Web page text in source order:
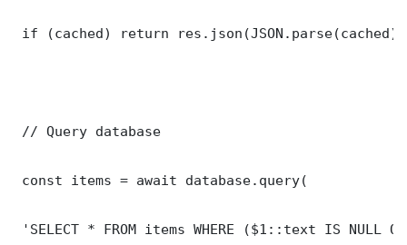
if (cached) return
// Query database
const items = await database.query(
'SELECT * FROM items WHERE ($1::text IS NULL